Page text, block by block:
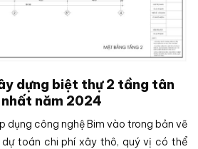
dựng biệt thự 2 tầng tân
năm 2024
dụng công nghệ Bim vào trong bản vẽ
toán chi phí xây thô, quý vị có thể